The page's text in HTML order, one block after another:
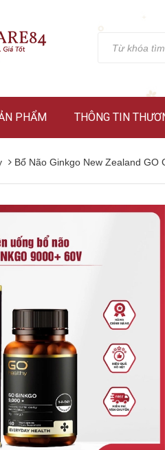
PHẨM THÔNG TIN
Bổ Não Ginkgo New Zealand GO